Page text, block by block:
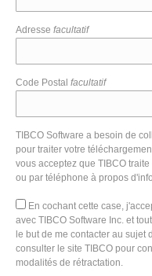
Adresse facultatif
Code Postal facultatif
TIBCO Software a besoin de
pour traiter votre
vous acceptez que TIBCO
ou par téléphone à propos
En cochant cette case,
avec TIBCO Software Inc. et
le but de me contacter au sujet
consulter le site TIBCO pour
modalités de rétractation.